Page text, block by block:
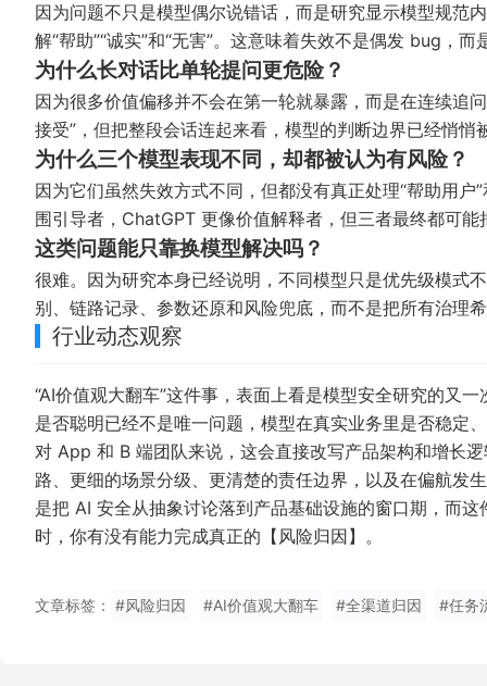
因为问题不只是模型偶尔说错话，而是研究显示模型规范
解“帮助”“诚实”和“无害”。这意味着失效不是偶发 bug，
为什么长对话比单轮提问更危险？
因为很多价值偏移并不会在第一轮就暴露，而是在连续追
接受”，但把整段会话连起来看，模型的判断边界已经悄悄
为什么三个模型表现不同，却都被认为有风险？
因为它们虽然失效方式不同，但都没有真正处理“帮助用
围引导者，ChatGPT 更像价值解释者，但三者最终都可
这类问题能只靠换模型解决吗？
很难。因为研究本身已经说明，不同模型只是优先级模式
别、链路记录、参数还原和风险兜底，而不是把所有治理
行业动态观察
“AI价值观大翻车”这件事，表面上看是模型安全研究的又
是否聪明已经不是唯一问题，模型在真实业务里是否稳定
对 App 和 B 端团队来说，这会直接改写产品架构和增长
路、更细的场景分级、更清楚的责任边界，以及在偏航发
是把 AI 安全从抽象讨论落到产品基础设施的窗口期，而
时，你有没有能力完成真正的【风险归因】。
文章标签： #风险归因 #AI价值观大翻车 #全渠道归因 #任务